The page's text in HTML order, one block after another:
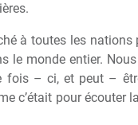
ères.
à toutes les nations
le monde entier.
fois – ci, et peut – ê
c’était pour écouter